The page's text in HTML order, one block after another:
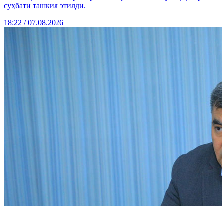
суҳбати ташкил этилди.
18:22 / 07.08.2026